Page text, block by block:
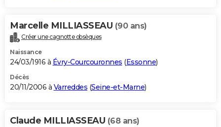
Marcelle MILLIASSEAU (90 ans)
Créer une cagnotte obsèques
Naissance
24/03/1916 à Évry-Courcouronnes (Essonne)
Décès
20/11/2006 à Varreddes (Seine-et-Marne)
Claude MILLIASSEAU (68 ans)